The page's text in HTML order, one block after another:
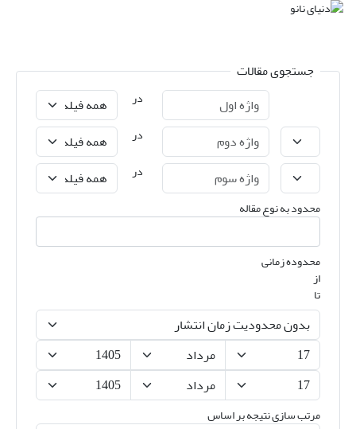
جستجوی مقالات
در
در
در
محدود به نوع مقاله
محدوده زمانی
از
تا
مرتب سازی نتیجه بر اساس